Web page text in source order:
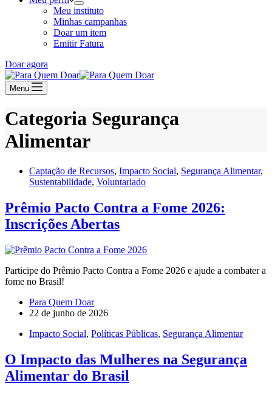
Meu instituto
Minhas campanhas
Doar um item
Emitir Fatura
Doar agora
Menu
Categoria Segurança
Alimentar
Captação de Recursos, Impacto Social, Segurança Alimentar,
Sustentabilidade, Voluntariado
Prêmio Pacto Contra a Fome 2026:
Inscrições Abertas
Participe do Prêmio Pacto Contra a Fome 2026 e ajude a combater a
fome no Brasil!
Para Quem Doar
22 de junho de 2026
Impacto Social, Políticas Públicas, Segurança Alimentar
O Impacto das Mulheres na Segurança
Alimentar do Brasil